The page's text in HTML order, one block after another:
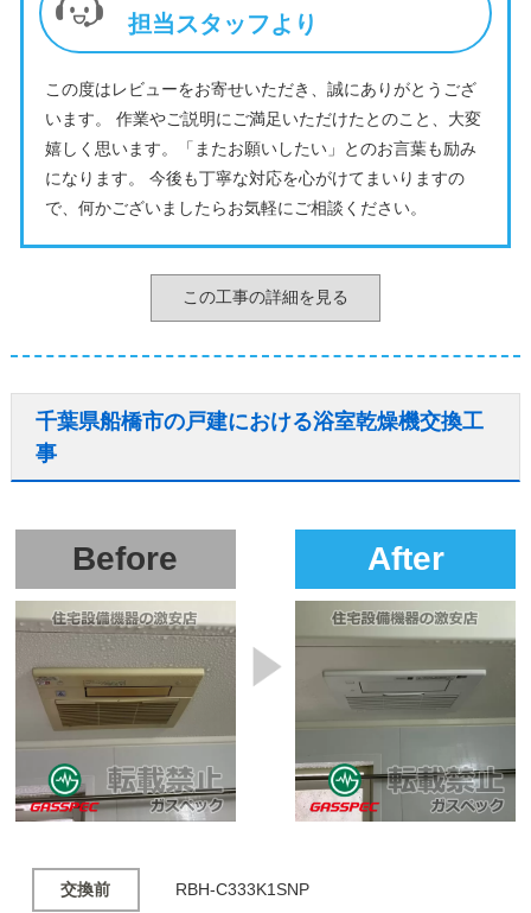
担当スタッフより
この度はレビューをお寄せいただき、誠にありがとうござ
います。 作業やご説明にご満足いただけたとのこと、大変
嬉しく思います。「またお願いしたい」とのお言葉も励み
になります。 今後も丁寧な対応を心がけてまいりますの
で、何かございましたらお気軽にご相談ください。
この工事の詳細を見る
千葉県船橋市の戸建における浴室乾燥機交換工
事
Before After
交換前 RBH-C333K1SNP